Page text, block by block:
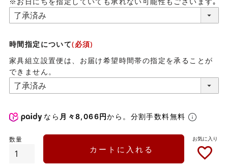
時間指定について(必須)
家具組立設置便は、お届け希望時間帯の指定を承ることが
できません。
なら 月々8,066円から。分割手数料無料
カートに入れる